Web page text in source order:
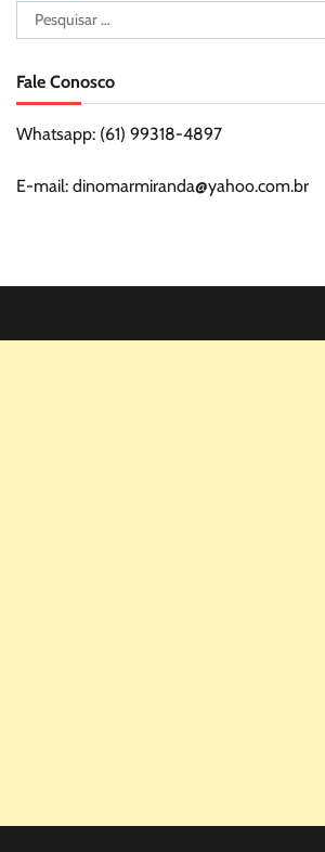
Pesquisar
por:
Fale Conosco
Whatsapp: (61) 99318-4897
E-mail: dinomarmiranda@yahoo.com.br